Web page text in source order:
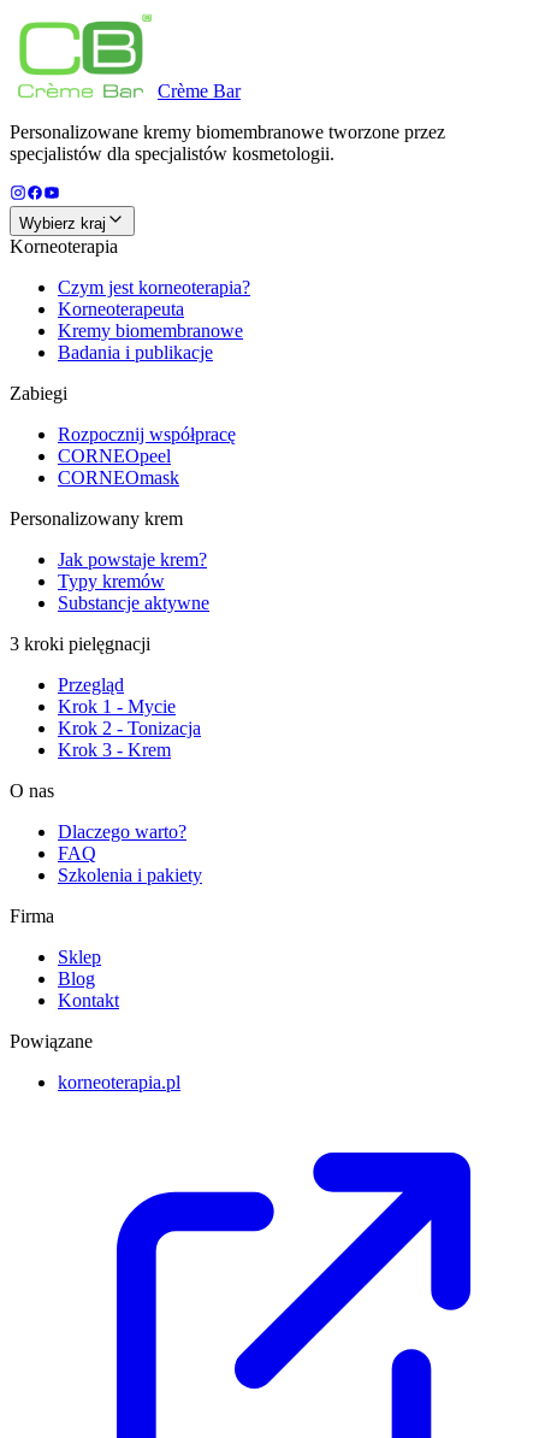
Crème Bar
Personalizowane kremy biomembranowe tworzone przez
specjalistów dla specjalistów kosmetologii.
Wybierz kraj
Korneoterapia
Czym jest korneoterapia?
Korneoterapeuta
Kremy biomembranowe
Badania i publikacje
Zabiegi
Rozpocznij współpracę
CORNEOpeel
CORNEOmask
Personalizowany krem
Jak powstaje krem?
Typy kremów
Substancje aktywne
3 kroki pielęgnacji
Przegląd
Krok 1 - Mycie
Krok 2 - Tonizacja
Krok 3 - Krem
O nas
Dlaczego warto?
FAQ
Szkolenia i pakiety
Firma
Sklep
Blog
Kontakt
Powiązane
korneoterapia.pl